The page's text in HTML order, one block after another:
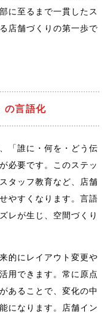
に至るまで一貫したス
店舗づくりの第一歩で
の言語化
「誰に・何を・どう伝
必要です。このステッ
タッフ教育など、店舗
やすくなります。言語
レが生じ、空間づくり
的にレイアウト変更や
用できます。常に原点
あることで、変化の中
になります。店舗イン